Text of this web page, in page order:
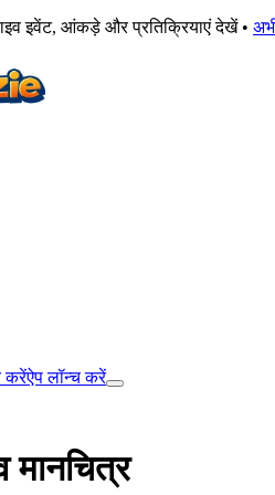
इवेंट, आंकड़े और प्रतिक्रियाएं देखें •
करेंऐप लॉन्च करें
मानचित्र